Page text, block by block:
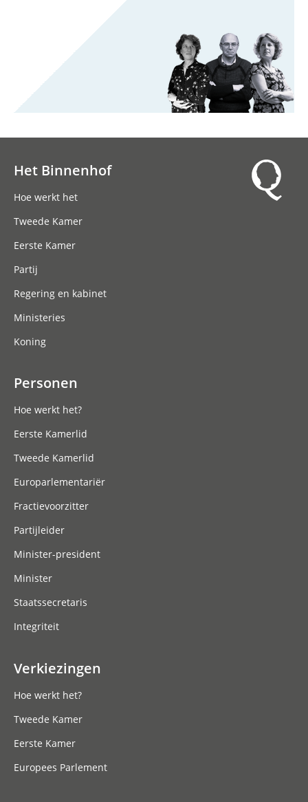
Het Binnenhof
Hoe werkt het
Tweede Kamer
Eerste Kamer
Partij
Regering en kabinet
Ministeries
Koning
Personen
Hoe werkt het?
Eerste Kamerlid
Tweede Kamerlid
Europarlementariër
Fractievoorzitter
Partijleider
Minister-president
Minister
Staatssecretaris
Integriteit
Verkiezingen
Hoe werkt het?
Tweede Kamer
Eerste Kamer
Europees Parlement